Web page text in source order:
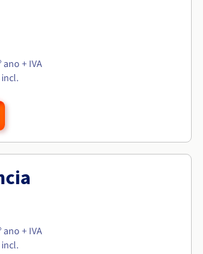
ano + IVA
incl.
ano + IVA
incl.